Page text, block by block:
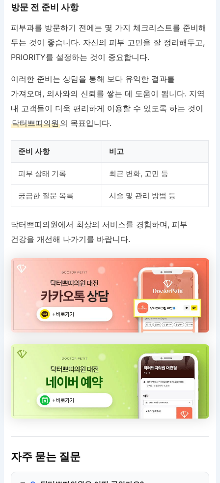
방문 전 준비 사항
피부과를 방문하기 전에는 몇 가지 체크리스트를 준비해
두는 것이 좋습니다. 자신의 피부 고민을 잘 정리해두고,
PRIORITY를 설정하는 것이 중요합니다.
이러한 준비는 상담을 통해 보다 유익한 결과를
가져오며, 의사와의 신뢰를 쌓는 데 도움이 됩니다. 지역
내 고객들이 더욱 편리하게 이용할 수 있도록 하는 것이
닥터쁘띠의원의 목표입니다.
준비 사항 비고
피부 상태 기록 최근 변화, 고민 등
궁금한 질문 목록 시술 및 관리 방법 등
닥터쁘띠의원에서 최상의 서비스를 경험하며, 피부
건강을 개선해 나가기를 바랍니다.
자주 묻는 질문